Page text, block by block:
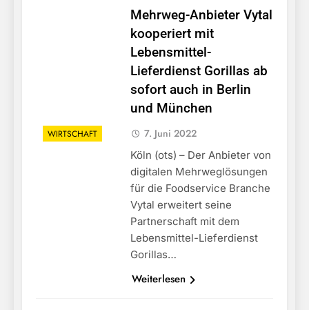
WIRTSCHAFT
Mehrweg-Anbieter Vytal
kooperiert mit
Lebensmittel-
Lieferdienst Gorillas ab
sofort auch in Berlin
und München
7. Juni 2022
Köln (ots) – Der Anbieter von
digitalen Mehrweglösungen
für die Foodservice Branche
Vytal erweitert seine
Partnerschaft mit dem
Lebensmittel-Lieferdienst
Gorillas…
Weiterlesen